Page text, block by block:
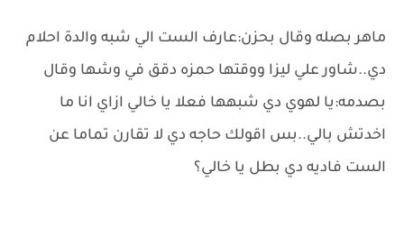
ماهر بصله وقال بحزن:عارف الست الي شبه والدة احلام
دي..شاور علي ليزا ووقتها حمزه دقق في وشها وقال
بصدمه:يا لهوي دي شبهها فعلا يا خالي ازاي انا ما
اخدتش بالي..بس اقولك حاجه دي لا تقارن تماما عن
الست فاديه دي بطل يا خالي؟